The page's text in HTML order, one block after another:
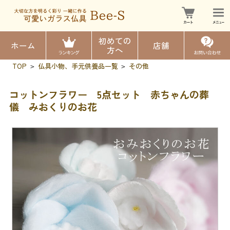
ホーム
初めての
方へ
店舗
TOP > 仏具小物、手元供養品一覧 > その他
コットンフラワー 5点セット 赤ちゃんの葬
儀 みおくりのお花